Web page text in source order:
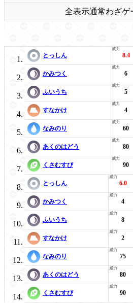
全表示通常わざゲ
とっしん 8.4
かみつく 6
ふいうち 5
すなかけ 4
なみのり 60
あくのはどう 80
くさむすび 90
とっしん 6.0
かみつく 4
ふいうち 8
すなかけ 2
なみのり 75
あくのはどう 80
くさむすび 90